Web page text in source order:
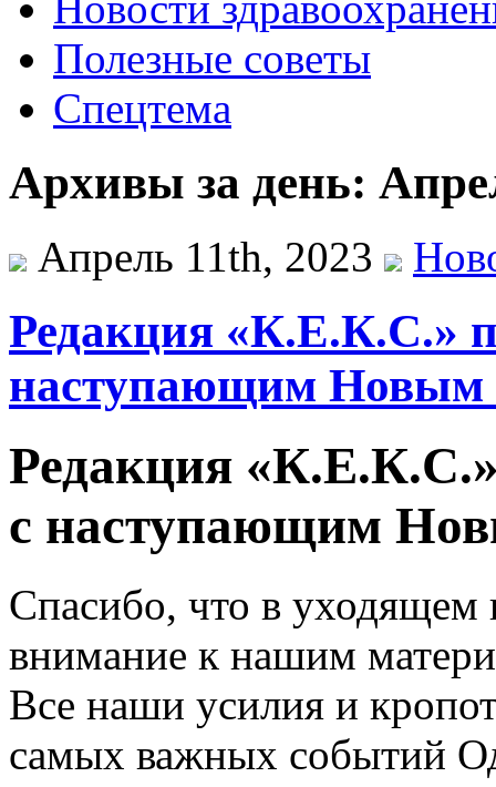
Полезные советы
Спецтема
Архивы за день:
Апрель 11th, 2023
Редакция «К.Е.К.С.»
наступающим Новым
Редакция «К.Е.К.С.»
с наступающим
Спасибо, что в
внимание к нашим
Все наши усилия и
самых важных событий